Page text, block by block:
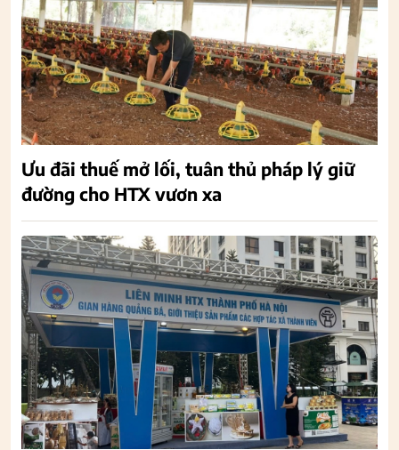
Ưu đãi thuế mở lối, tuân thủ pháp lý giữ
đường cho HTX vươn xa